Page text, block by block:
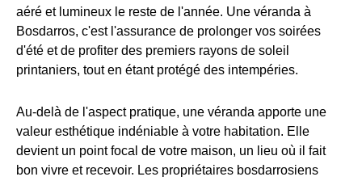
aéré et lumineux le reste de l'année. Une véranda à
Bosdarros, c'est l'assurance de prolonger vos soirées
d'été et de profiter des premiers rayons de soleil
printaniers, tout en étant protégé des intempéries.
Au-delà de l'aspect pratique, une véranda apporte une
valeur esthétique indéniable à votre habitation. Elle
devient un point focal de votre maison, un lieu où il fait
bon vivre et recevoir. Les propriétaires bosdarrosiens